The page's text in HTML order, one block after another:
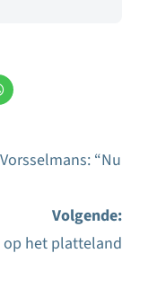
“Nu
Volgende:
op het platteland